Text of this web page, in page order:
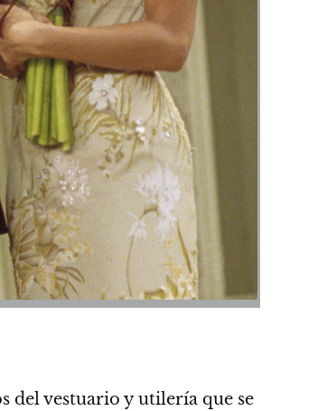
del vestuario y utilería que se